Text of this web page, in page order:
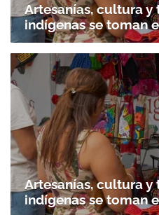
Artesanías, cultura y
indígenas se toman
Artesanías, cultura y
indígenas se toman